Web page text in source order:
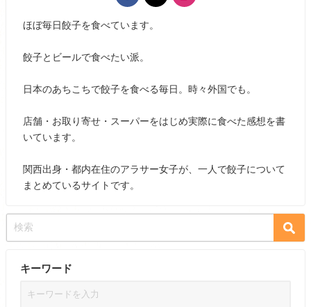
ほぼ毎日餃子を食べています。
餃子とビールで食べたい派。
日本のあちこちで餃子を食べる毎日。時々外国でも。
店舗・お取り寄せ・スーパーをはじめ実際に食べた感想を書
いています。
関西出身・都内在住のアラサー女子が、一人で餃子について
まとめているサイトです。
キーワード